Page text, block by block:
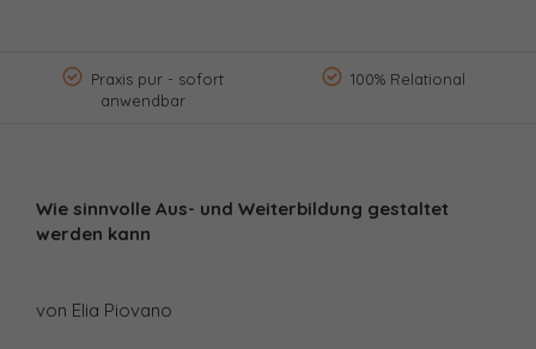
Praxis pur - sofort
anwendbar
100% Relational
Wie sinnvolle Aus- und Weiterbildung gestaltet
werden kann
von Elia Piovano